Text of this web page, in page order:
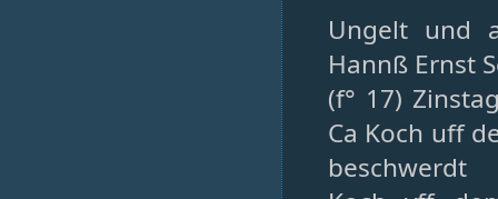
Ungelt und
Hannß Ernst
(f° 17)
Ca Koch uff
beschwerdt